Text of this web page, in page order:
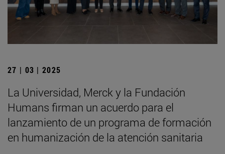
27 | 03 | 2025
La Universidad, Merck y la Fundación
Humans firman un acuerdo para el
lanzamiento de un programa de formación
en humanización de la atención sanitaria